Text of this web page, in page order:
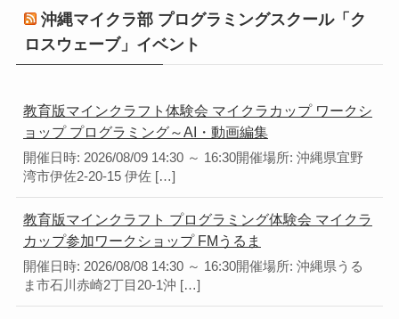
沖縄マイクラ部 プログラミングスクール「ク
ロスウェーブ」イベント
教育版マインクラフト体験会 マイクラカップ ワークシ
ョップ プログラミング～AI・動画編集
開催日時: 2026/08/09 14:30 ～ 16:30開催場所: 沖縄県宜野
湾市伊佐2-20-15 伊佐 […]
教育版マインクラフト プログラミング体験会 マイクラ
カップ参加ワークショップ FMうるま
開催日時: 2026/08/08 14:30 ～ 16:30開催場所: 沖縄県うる
ま市石川赤崎2丁目20-1沖 […]